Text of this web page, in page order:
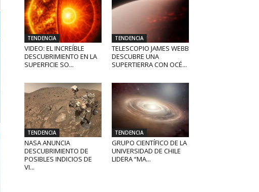
TENDENCIA
VIDEO: EL INCREÍBLE
DESCUBRIMIENTO EN LA
SUPERFICIE SO...
TENDENCIA
TELESCOPIO JAMES WEBB
DESCUBRE UNA
SUPERTIERRA CON OCÉ...
TENDENCIA
NASA ANUNCIA
DESCUBRIMIENTO DE
POSIBLES INDICIOS DE
VI...
TENDENCIA
GRUPO CIENTÍFICO DE LA
UNIVERSIDAD DE CHILE
LIDERA “MA...